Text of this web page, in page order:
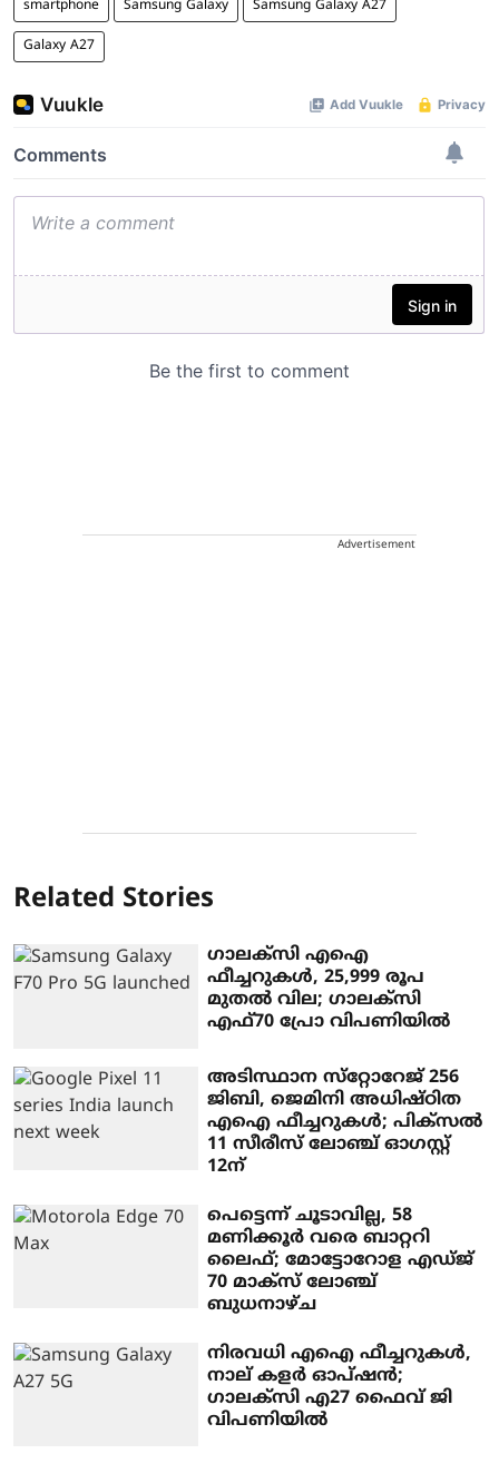
smartphone Samsung Galaxy Samsung Galaxy A27
Galaxy A27
Advertisement
Related Stories
ഗാലക്‌സി എഐ
ഫീച്ചറുകള്‍, 25,999 രൂപ
മുതല്‍ വില; ഗാലക്‌സി
എഫ്70 പ്രോ വിപണിയില്‍
അടിസ്ഥാന സ്‌റ്റോറേജ് 256
ജിബി, ജെമിനി അധിഷ്ഠിത
എഐ ഫീച്ചറുകള്‍; പിക്‌സല്‍
11 സീരീസ് ലോഞ്ച് ഓഗസ്റ്റ്
12ന്
പെട്ടെന്ന് ചൂടാവില്ല, 58
മണിക്കൂര്‍ വരെ ബാറ്ററി
ലൈഫ്; മോട്ടോറോള എഡ്ജ്
70 മാക്‌സ് ലോഞ്ച്
ബുധനാഴ്ച
നിരവധി എഐ ഫീച്ചറുകള്‍,
നാല് കളര്‍ ഓപ്ഷന്‍;
ഗാലക്‌സി എ27 ഫൈവ് ജി
വിപണിയില്‍